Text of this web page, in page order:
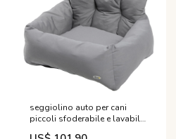
seggiolino auto per cani
piccoli sfoderabile e lavabile
con cinghie di sicurezza